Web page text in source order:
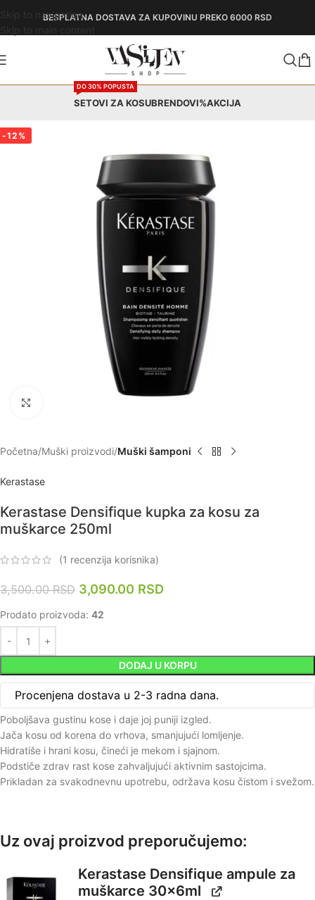
Skip to navigationBESPLATNA DOSTAVA ZA KUPOVINU PREKO 6000 RSD
SETOVI ZA KOSU
DO 30% POPUSTA
BRENDOVI%AKCIJA
-12%
Početna Muški proizvodi Muški šamponi
Kerastase
Kerastase Densifique kupka za kosu za
muškarce 250ml
(1 recenzija korisnika)
3,500.00RSD 3,090.00 RSD
Prodato proizvoda: 42
Uz ovaj proizvod preporučujemo:
Kerastase Densifique ampule za
muškarce 30x6ml
DODAJ U KORPU
Procenjena dostava u 2-3 radna dana.
Poboljšava gustinu kose i daje joj puniji izgled.
Jača kosu od korena do vrhova, smanjujući lomljenje.
Hidratiše i hrani kosu, čineći je mekom i sjajnom.
Podstiče zdrav rast kose zahvaljujući aktivnim sastojcima.
Prikladan za svakodnevnu upotrebu, održava kosu čistom i svežom.